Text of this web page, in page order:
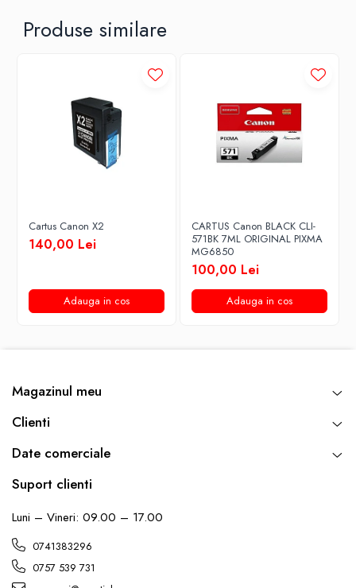
Produse similare
Cartus Canon X2
140,00 Lei
Adauga in cos
CARTUS Canon BLACK CLI-
571BK 7ML ORIGINAL PIXMA
MG6850
100,00 Lei
Adauga in cos
Magazinul meu
Clienti
Date comerciale
Suport clienti
Luni – Vineri: 09.00 – 17.00
0741383296
0757 539 731